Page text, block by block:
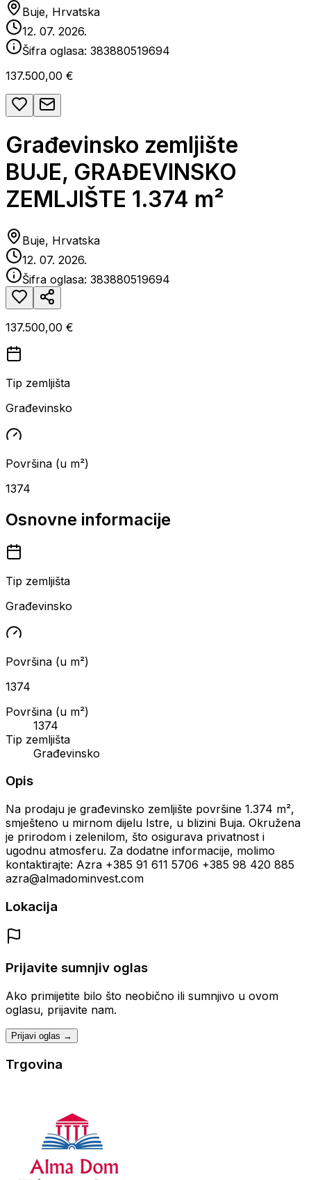
Buje, Hrvatska
12. 07. 2026.
Šifra oglasa: 383880519694
137.500,00 €
Građevinsko zemljište
BUJE, GRAĐEVINSKO
ZEMLJIŠTE 1.374 m²
Buje, Hrvatska
12. 07. 2026.
Šifra oglasa: 383880519694
137.500,00 €
Tip zemljišta
Građevinsko
Površina (u m²)
1374
Osnovne informacije
Tip zemljišta
Građevinsko
Površina (u m²)
1374
Površina (u m²)
1374
Tip zemljišta
Građevinsko
Opis
Na prodaju je građevinsko zemljište površine 1.374 m²,
smješteno u mirnom dijelu Istre, u blizini Buja. Okružena
je prirodom i zelenilom, što osigurava privatnost i
ugodnu atmosferu. Za dodatne informacije, molimo
kontaktirajte: Azra +385 91 611 5706 +385 98 420 885
azra@almadominvest.com
Lokacija
Prijavite sumnjiv oglas
Ako primijetite bilo što neobično ili sumnjivo u ovom
oglasu, prijavite nam.
Prijavi oglas →
Trgovina